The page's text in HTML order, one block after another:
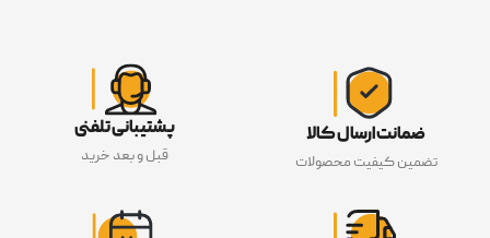
ضمانت ارسال کالا
تضمین کیفیت محصولات
پشتیبانی تلفنی
قبل و بعد خرید